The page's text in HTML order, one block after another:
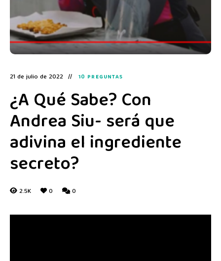
21 de julio de 2022 10 PREGUNTAS
¿A Qué Sabe? Con
Andrea Siu- será que
adivina el ingrediente
secreto?
2.5K 0 0